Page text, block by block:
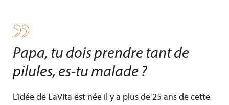
Papa, tu dois prendre tant de
pilules, es-tu malade ?
L’idée de LaVita est née il y a plus de 25 ans de cette